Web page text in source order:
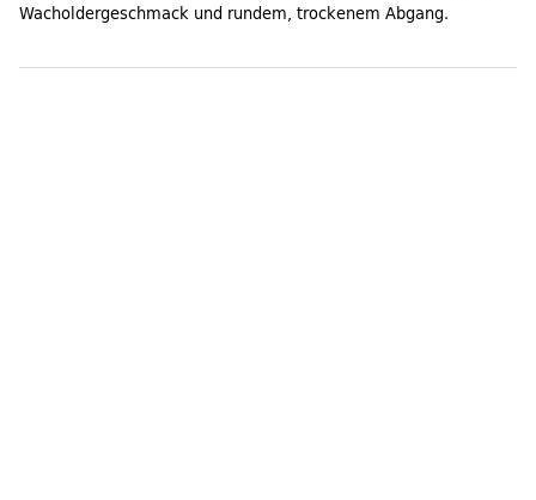
Wacholdergeschmack und rundem, trockenem Abgang.